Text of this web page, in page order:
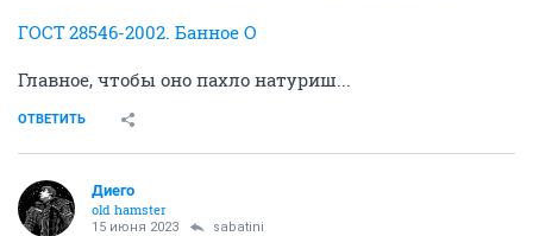
ГОСТ 28546-2002. Банное О
Главное, чтобы оно пахло натуриш...
ОТВЕТИТЬ
Диего
old hamster
15 июня 2023 sabatini